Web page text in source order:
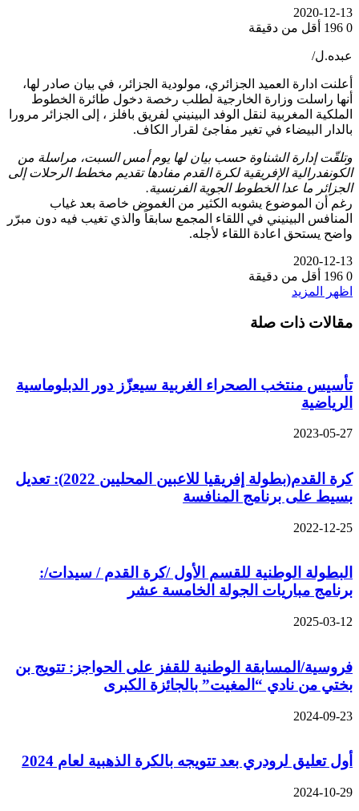
2020-12-
أقل من دقيقة
ادارة العميد الجزائري، مولودية الجزائر، في بيان صادر لها،
راسلت وزارة الخارجية لطلب رخصة دخول طائرة الخطوط
المغربية لنقل الوفد البينيني لفريق بافلز ، إلى الجزائر مرورا
البيضاء في تغير مفاجئ لقرار الكاف.
إدارة الشناوة حسب بيان لها يوم أمس السبت، مراسلة من
الإفريقية لكرة القدم مفادها تقديم مخطط الرحلات إلى
ما عدا الخطوط الجوية الفرنسية.
أن الموضوع يشوبه الكثير من الغموض خاصة بعد غياب
البينيني في اللقاء المجمع سابقاً والذي تغيب فيه دون مبرّر
يستحق اعادة اللقاء لأجله.
2020-12-
أقل من دقيقة
المزيد
ذات صلة
منتخب الصحراء الغربية سيعزّز دور الدبلوماسية
2023-05-
كرة القدم(بطولة إفريقيا للاعبين المحليين 2022): تعديل
على برنامج المنافسة
2022-12-
الوطنية للقسم الأول /كرة القدم / سيدات/:
مباريات الجولة الخامسة عشر
2025-03-
المسابقة الوطنية للقفز على الحواجز: تتويج بن
من نادي “المغيت” بالجائزة الكبرى
2024-09-
تعليق لرودري بعد تتويجه بالكرة الذهبية لعام 2024
2024-10-